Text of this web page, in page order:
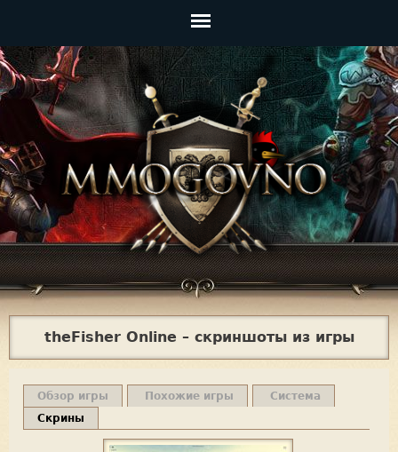
Главное
меню
Jump to navigation
theFisher Online – скриншоты из игры
Обзор игры Похожие игры
Система
Скрины